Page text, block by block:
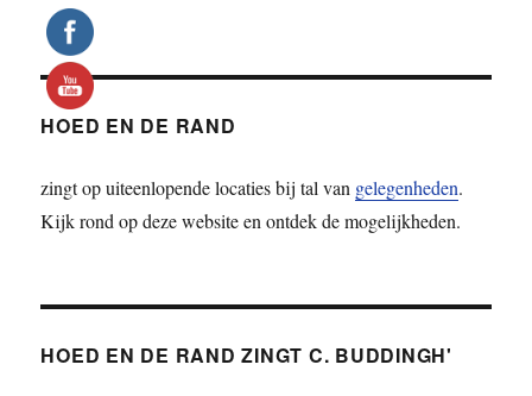
HOED EN DE RAND
zingt op uiteenlopende locaties bij tal van gelegenheden.
Kijk rond op deze website en ontdek de mogelijkheden.
HOED EN DE RAND ZINGT C. BUDDINGH'